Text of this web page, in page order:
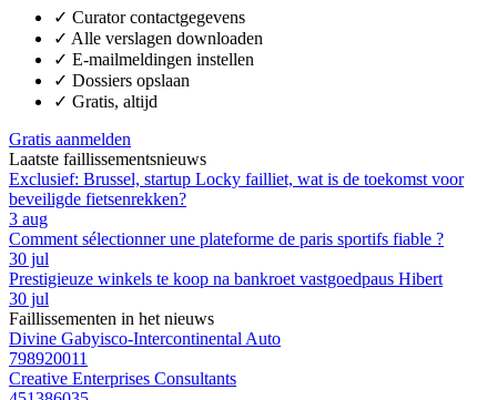
✓ Curator contactgegevens
✓ Alle verslagen downloaden
✓ E-mailmeldingen instellen
✓ Dossiers opslaan
✓ Gratis, altijd
Gratis aanmelden
Laatste faillissementsnieuws
Exclusief: Brussel, startup Locky failliet, wat is de toekomst voor
beveiligde fietsenrekken?
3 aug
Comment sélectionner une plateforme de paris sportifs fiable ?
30 jul
Prestigieuze winkels te koop na bankroet vastgoedpaus Hibert
30 jul
Faillissementen in het nieuws
Divine Gabyisco-Intercontinental Auto
798920011
Creative Enterprises Consultants